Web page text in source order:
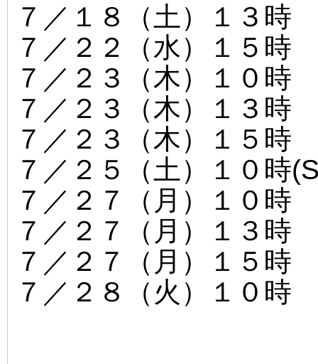
７／１８（土）１３時
７／２２（水）１５時
７／２３（木）１０時
７／２３（木）１３時
７／２３（木）１５時
７／２５（土）１０時
７／２７（月）１０時
７／２７（月）１３時
７／２７（月）１５時
７／２８（火）１０時